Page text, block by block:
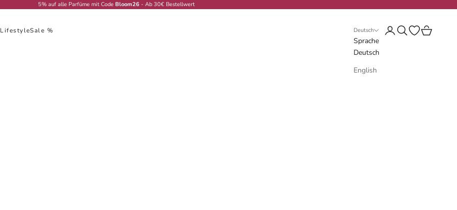
5% auf alle Parfüme mit Code Bloom26- Ab 30€ Bestellwert
LifestyleSale % Deutsch
Sprache
Deutsch
English
Anmelden
SuchenWunschliste
Warenkorb